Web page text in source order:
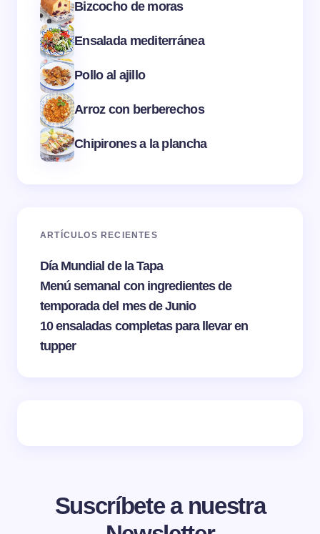
Bizcocho de moras
Ensalada mediterránea
Pollo al ajillo
Arroz con berberechos
Chipirones a la plancha
ARTÍCULOS RECIENTES
Día Mundial de la Tapa
Menú semanal con ingredientes de
temporada del mes de Junio
10 ensaladas completas para llevar en
tupper
Suscríbete a nuestra